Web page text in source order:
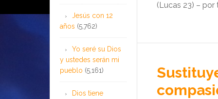
(Lucas 23) – por
Jesús con 12
años (5,762)
Yo seré su Dios
y ustedes serán mi
pueblo (5,161)
Dios tiene